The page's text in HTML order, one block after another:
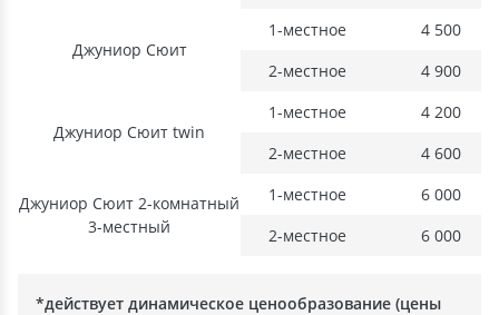
Джуниор Сюит
1-местное
4 500
2-местное
4 900
Джуниор Сюит twin
1-местное
4 200
2-местное
4 600
Джуниор Сюит 2-комнатный
3-местный
1-местное
6 000
2-местное
6 000
*действует динамическое ценообразование (цены